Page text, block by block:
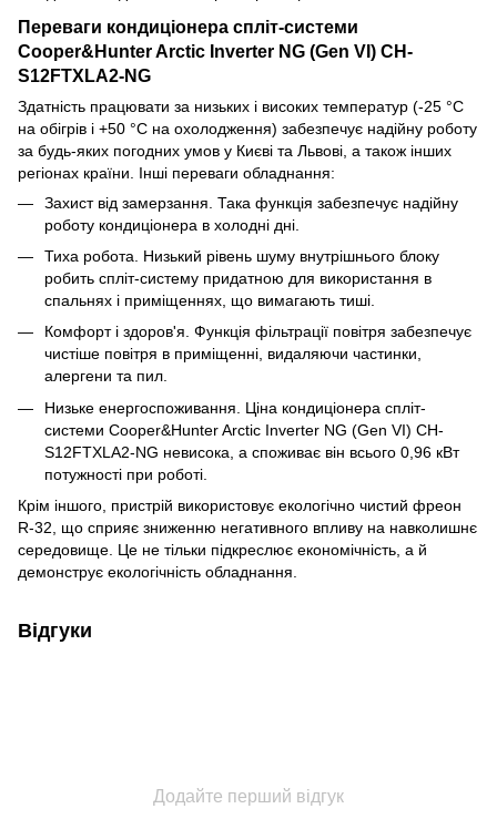
Переваги кондиціонера спліт-системи
Cooper&Hunter Arctic Inverter NG (Gen VI) CH-
S12FTXLA2-NG
Здатність працювати за низьких і високих температур (-25 °C
на обігрів і +50 °C на охолодження) забезпечує надійну роботу
за будь-яких погодних умов у Києві та Львові, а також інших
регіонах країни. Інші переваги обладнання:
Захист від замерзання. Така функція забезпечує надійну
роботу кондиціонера в холодні дні.
Тиха робота. Низький рівень шуму внутрішнього блоку
робить спліт-систему придатною для використання в
спальнях і приміщеннях, що вимагають тиші.
Комфорт і здоров'я. Функція фільтрації повітря забезпечує
чистіше повітря в приміщенні, видаляючи частинки,
алергени та пил.
Низьке енергоспоживання. Ціна кондиціонера спліт-
системи Cooper&Hunter Arctic Inverter NG (Gen VI) CH-
S12FTXLA2-NG невисока, а споживає він всього 0,96 кВт
потужності при роботі.
Крім іншого, пристрій використовує екологічно чистий фреон
R-32, що сприяє зниженню негативного впливу на навколишнє
середовище. Це не тільки підкреслює економічність, а й
демонструє екологічність обладнання.
Відгуки
Додайте перший відгук